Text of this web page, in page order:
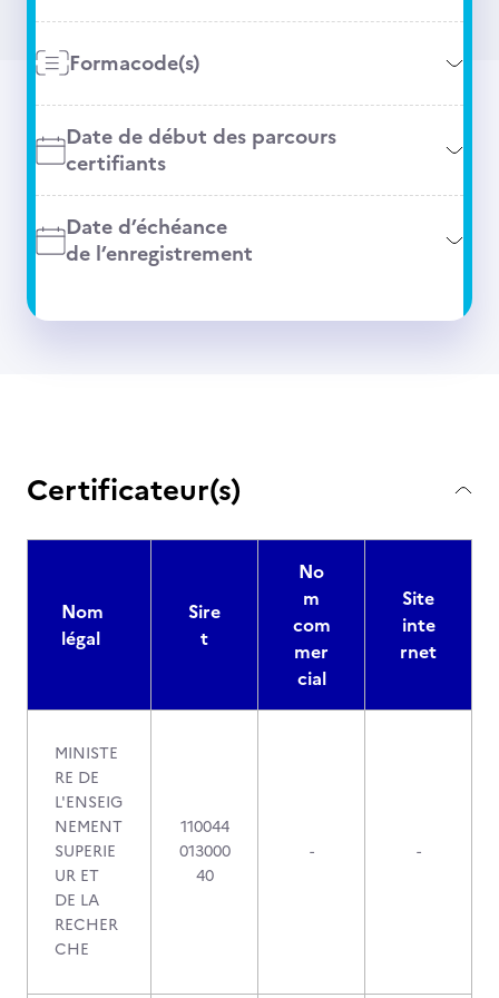
Formacode(s)
Date de début des parcours
certifiants
Date d’échéance
de l’enregistrement
Certificateur(s)
Nom
légal
Sire
t
No
m
com
mer
cial
Site
inte
rnet
MINISTE
RE DE
L'ENSEIG
NEMENT
SUPERIE
UR ET
DE LA
RECHER
CHE
110044
013000
40
- -